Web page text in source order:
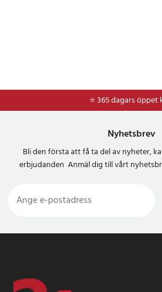
⭐ 365 dagars öppet
Nyhetsbrev
Bli den första att få ta del av nyheter,
erbjudanden Anmäl dig till vårt